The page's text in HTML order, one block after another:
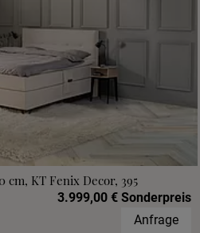
cm, KT Fenix Decor, 395
3.999,00 € Sonderpreis
Anfrage